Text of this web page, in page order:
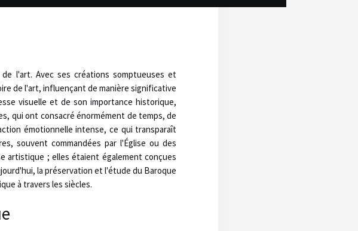
l'art. Avec ses créations somptueuses et
de l'art, influençant de manière significative
visuelle et de son importance historique,
qui ont consacré énormément de temps, de
émotionnelle intense, ce qui transparaît
souvent commandées par l'Église ou des
artistique ; elles étaient également conçues
la préservation et l'étude du Baroque
à travers les siècles.